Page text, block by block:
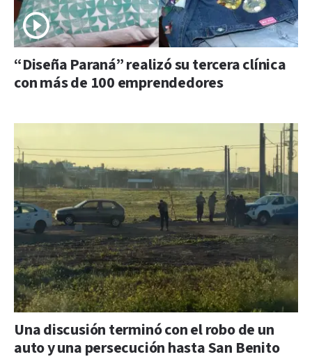
“Diseña Paraná” realizó su tercera clínica
con más de 100 emprendedores
Una discusión terminó con el robo de un
auto y una persecución hasta San Benito